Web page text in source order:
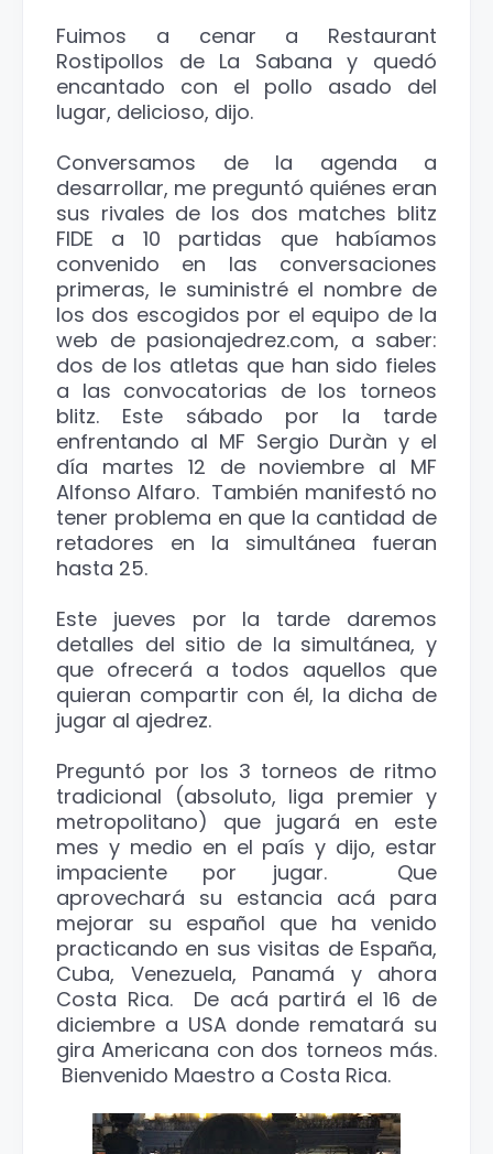
Fuimos a cenar a Restaurant
Rostipollos de La Sabana y quedó
encantado con el pollo asado del
lugar, delicioso, dijo.
Conversamos de la agenda a
desarrollar, me preguntó quiénes eran
sus rivales de los dos matches blitz
FIDE a 10 partidas que habíamos
convenido en las conversaciones
primeras, le suministré el nombre de
los dos escogidos por el equipo de la
web de pasionajedrez.com, a saber:
dos de los atletas que han sido fieles
a las convocatorias de los torneos
blitz. Este sábado por la tarde
enfrentando al MF Sergio Duràn y el
día martes 12 de noviembre al MF
Alfonso Alfaro. También manifestó no
tener problema en que la cantidad de
retadores en la simultánea fueran
hasta 25.
Este jueves por la tarde daremos
detalles del sitio de la simultánea, y
que ofrecerá a todos aquellos que
quieran compartir con él, la dicha de
jugar al ajedrez.
Preguntó por los 3 torneos de ritmo
tradicional (absoluto, liga premier y
metropolitano) que jugará en este
mes y medio en el país y dijo, estar
impaciente por jugar. Que
aprovechará su estancia acá para
mejorar su español que ha venido
practicando en sus visitas de España,
Cuba, Venezuela, Panamá y ahora
Costa Rica. De acá partirá el 16 de
diciembre a USA donde rematará su
gira Americana con dos torneos más.
Bienvenido Maestro a Costa Rica.